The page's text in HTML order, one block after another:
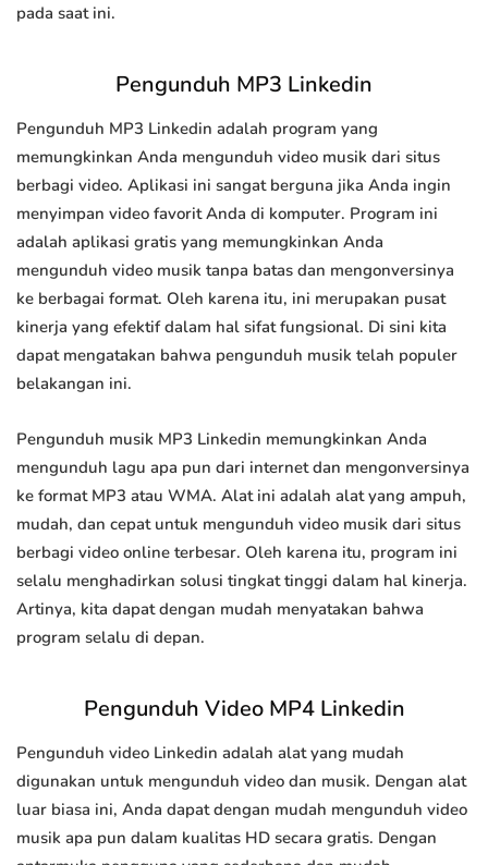
pada saat ini.
Pengunduh MP3 Linkedin
Pengunduh MP3 Linkedin adalah program yang
memungkinkan Anda mengunduh video musik dari situs
berbagi video. Aplikasi ini sangat berguna jika Anda ingin
menyimpan video favorit Anda di komputer. Program ini
adalah aplikasi gratis yang memungkinkan Anda
mengunduh video musik tanpa batas dan mengonversinya
ke berbagai format. Oleh karena itu, ini merupakan pusat
kinerja yang efektif dalam hal sifat fungsional. Di sini kita
dapat mengatakan bahwa pengunduh musik telah populer
belakangan ini.
Pengunduh musik MP3 Linkedin memungkinkan Anda
mengunduh lagu apa pun dari internet dan mengonversinya
ke format MP3 atau WMA. Alat ini adalah alat yang ampuh,
mudah, dan cepat untuk mengunduh video musik dari situs
berbagi video online terbesar. Oleh karena itu, program ini
selalu menghadirkan solusi tingkat tinggi dalam hal kinerja.
Artinya, kita dapat dengan mudah menyatakan bahwa
program selalu di depan.
Pengunduh Video MP4 Linkedin
Pengunduh video Linkedin adalah alat yang mudah
digunakan untuk mengunduh video dan musik. Dengan alat
luar biasa ini, Anda dapat dengan mudah mengunduh video
musik apa pun dalam kualitas HD secara gratis. Dengan